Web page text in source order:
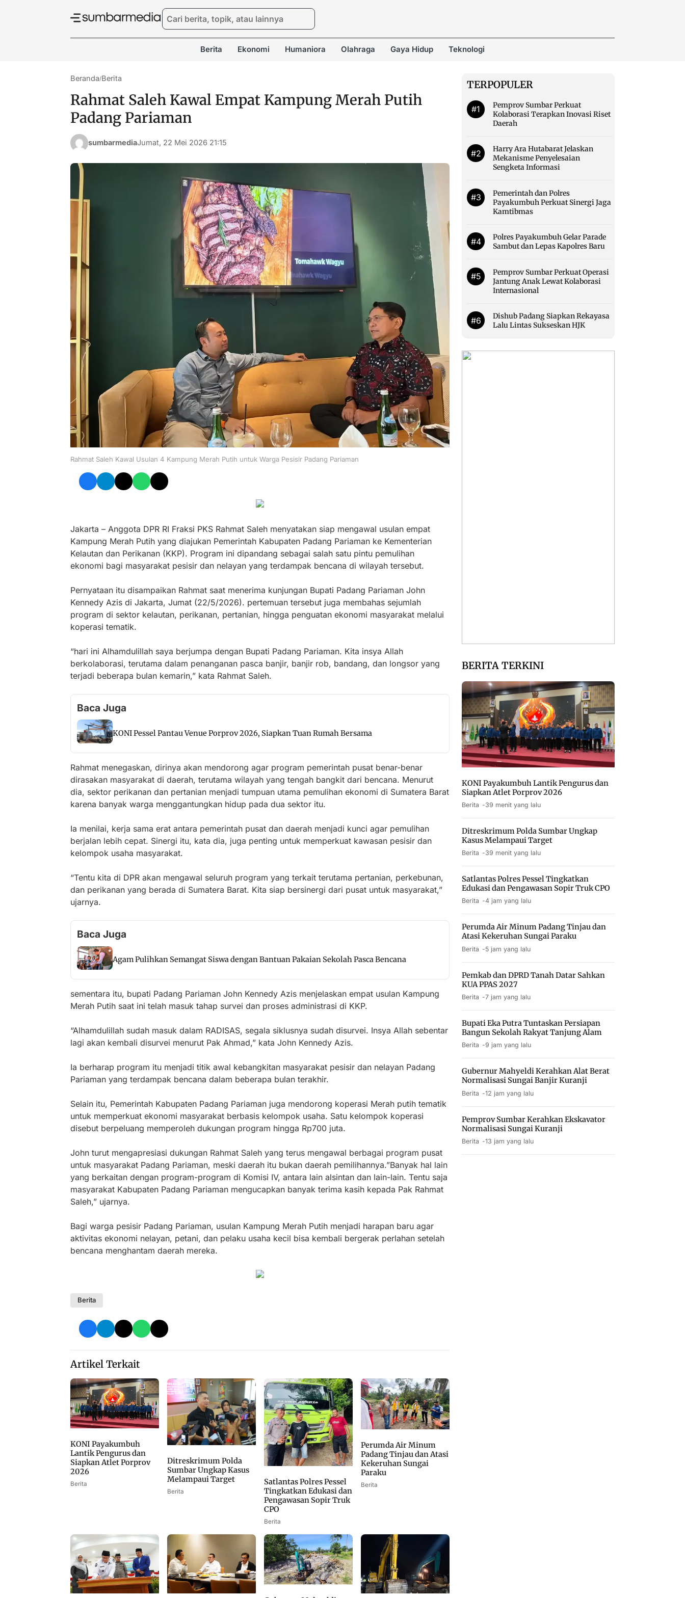
Berita Ekonomi Humaniora Olahraga Gaya Hidup Teknologi
Beranda/Berita
Rahmat Saleh Kawal Empat Kampung Merah Putih
Padang Pariaman
sumbarmediaJumat, 22 Mei 2026 21:15
Rahmat Saleh Kawal Usulan 4 Kampung Merah Putih untuk Warga Pesisir Padang Pariaman
Jakarta – Anggota DPR RI Fraksi PKS Rahmat Saleh menyatakan siap mengawal usulan empat
Kampung Merah Putih yang diajukan Pemerintah Kabupaten Padang Pariaman ke Kementerian
Kelautan dan Perikanan (KKP). Program ini dipandang sebagai salah satu pintu pemulihan
ekonomi bagi masyarakat pesisir dan nelayan yang terdampak bencana di wilayah tersebut.
Pernyataan itu disampaikan Rahmat saat menerima kunjungan Bupati Padang Pariaman John
Kennedy Azis di Jakarta, Jumat (22/5/2026). pertemuan tersebut juga membahas sejumlah
program di sektor kelautan, perikanan, pertanian, hingga penguatan ekonomi masyarakat melalui
koperasi tematik.
“hari ini Alhamdulillah saya berjumpa dengan Bupati Padang Pariaman. Kita insya Allah
berkolaborasi, terutama dalam penanganan pasca banjir, banjir rob, bandang, dan longsor yang
terjadi beberapa bulan kemarin,” kata Rahmat Saleh.
Baca Juga
KONI Pessel Pantau Venue Porprov 2026, Siapkan Tuan Rumah Bersama
Rahmat menegaskan, dirinya akan mendorong agar program pemerintah pusat benar-benar
dirasakan masyarakat di daerah, terutama wilayah yang tengah bangkit dari bencana. Menurut
dia, sektor perikanan dan pertanian menjadi tumpuan utama pemulihan ekonomi di Sumatera Barat
karena banyak warga menggantungkan hidup pada dua sektor itu.
Ia menilai, kerja sama erat antara pemerintah pusat dan daerah menjadi kunci agar pemulihan
berjalan lebih cepat. Sinergi itu, kata dia, juga penting untuk memperkuat kawasan pesisir dan
kelompok usaha masyarakat.
“Tentu kita di DPR akan mengawal seluruh program yang terkait terutama pertanian, perkebunan,
dan perikanan yang berada di Sumatera Barat. Kita siap bersinergi dari pusat untuk masyarakat,”
ujarnya.
Baca Juga
Agam Pulihkan Semangat Siswa dengan Bantuan Pakaian Sekolah Pasca Bencana
sementara itu, bupati Padang Pariaman John Kennedy Azis menjelaskan empat usulan Kampung
Merah Putih saat ini telah masuk tahap survei dan proses administrasi di KKP.
“Alhamdulillah sudah masuk dalam RADISAS, segala siklusnya sudah disurvei. Insya Allah sebentar
lagi akan kembali disurvei menurut Pak Ahmad,” kata John Kennedy Azis.
Ia berharap program itu menjadi titik awal kebangkitan masyarakat pesisir dan nelayan Padang
Pariaman yang terdampak bencana dalam beberapa bulan terakhir.
Selain itu, Pemerintah Kabupaten Padang Pariaman juga mendorong koperasi Merah putih tematik
untuk memperkuat ekonomi masyarakat berbasis kelompok usaha. Satu kelompok koperasi
disebut berpeluang memperoleh dukungan program hingga Rp700 juta.
John turut mengapresiasi dukungan Rahmat Saleh yang terus mengawal berbagai program pusat
untuk masyarakat Padang Pariaman, meski daerah itu bukan daerah pemilihannya.”Banyak hal lain
yang berkaitan dengan program-program di Komisi IV, antara lain alsintan dan lain-lain. Tentu saja
masyarakat Kabupaten Padang Pariaman mengucapkan banyak terima kasih kepada Pak Rahmat
Saleh,” ujarnya.
Bagi warga pesisir Padang Pariaman, usulan Kampung Merah Putih menjadi harapan baru agar
aktivitas ekonomi nelayan, petani, dan pelaku usaha kecil bisa kembali bergerak perlahan setelah
bencana menghantam daerah mereka.
Berita
Artikel Terkait
KONI Payakumbuh
Lantik Pengurus dan
Siapkan Atlet Porprov
2026
Berita
Ditreskrimum Polda
Sumbar Ungkap Kasus
Melampaui Target
Berita
Satlantas Polres Pessel
Tingkatkan Edukasi dan
Pengawasan Sopir Truk
CPO
Berita
Perumda Air Minum
Padang Tinjau dan Atasi
Kekeruhan Sungai
Paraku
Berita
TERPOPULER
#1
Pemprov Sumbar Perkuat
Kolaborasi Terapkan Inovasi Riset
Daerah
#2
Harry Ara Hutabarat Jelaskan
Mekanisme Penyelesaian
Sengketa Informasi
#3
Pemerintah dan Polres
Payakumbuh Perkuat Sinergi Jaga
Kamtibmas
#4
Polres Payakumbuh Gelar Parade
Sambut dan Lepas Kapolres Baru
#5
Pemprov Sumbar Perkuat Operasi
Jantung Anak Lewat Kolaborasi
Internasional
#6
Dishub Padang Siapkan Rekayasa
Lalu Lintas Sukseskan HJK
BERITA TERKINI
KONI Payakumbuh Lantik Pengurus dan
Siapkan Atlet Porprov 2026
Berita 39 menit yang lalu
Ditreskrimum Polda Sumbar Ungkap
Kasus Melampaui Target
Berita 39 menit yang lalu
Satlantas Polres Pessel Tingkatkan
Edukasi dan Pengawasan Sopir Truk CPO
Berita 4 jam yang lalu
Perumda Air Minum Padang Tinjau dan
Atasi Kekeruhan Sungai Paraku
Berita 5 jam yang lalu
Pemkab dan DPRD Tanah Datar Sahkan
KUA PPAS 2027
Berita 7 jam yang lalu
Bupati Eka Putra Tuntaskan Persiapan
Bangun Sekolah Rakyat Tanjung Alam
Berita 9 jam yang lalu
Gubernur Mahyeldi Kerahkan Alat Berat
Normalisasi Sungai Banjir Kuranji
Berita 12 jam yang lalu
Pemprov Sumbar Kerahkan Ekskavator
Normalisasi Sungai Kuranji
Berita 13 jam yang lalu